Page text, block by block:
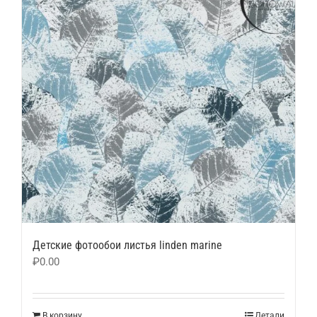
Детские фотообои листья linden marine
₽0.00